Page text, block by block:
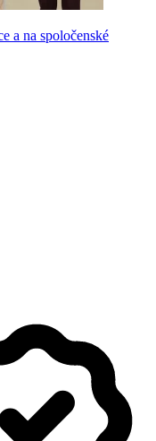
a na spoločenské